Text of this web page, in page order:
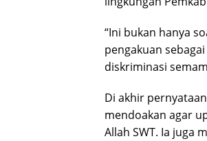
“Ini bukan hanya
pengakuan
diskriminasi
Di akhir
mendoakan agar
Allah SWT. Ia juga